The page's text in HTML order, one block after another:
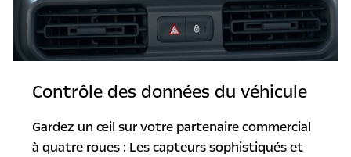
Contrôle des données du véhicule
Gardez un œil sur votre partenaire commercial
à quatre roues : Les capteurs sophistiqués et